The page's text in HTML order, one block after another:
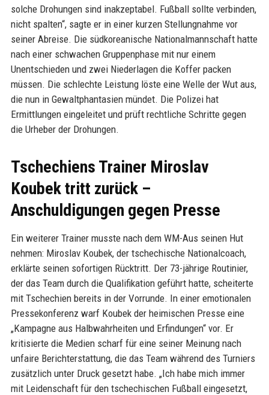
solche Drohungen sind inakzeptabel. Fußball sollte verbinden,
nicht spalten“, sagte er in einer kurzen Stellungnahme vor
seiner Abreise. Die südkoreanische Nationalmannschaft hatte
nach einer schwachen Gruppenphase mit nur einem
Unentschieden und zwei Niederlagen die Koffer packen
müssen. Die schlechte Leistung löste eine Welle der Wut aus,
die nun in Gewaltphantasien mündet. Die Polizei hat
Ermittlungen eingeleitet und prüft rechtliche Schritte gegen
die Urheber der Drohungen.
Tschechiens Trainer Miroslav
Koubek tritt zurück –
Anschuldigungen gegen Presse
Ein weiterer Trainer musste nach dem WM-Aus seinen Hut
nehmen: Miroslav Koubek, der tschechische Nationalcoach,
erklärte seinen sofortigen Rücktritt. Der 73-jährige Routinier,
der das Team durch die Qualifikation geführt hatte, scheiterte
mit Tschechien bereits in der Vorrunde. In einer emotionalen
Pressekonferenz warf Koubek der heimischen Presse eine
„Kampagne aus Halbwahrheiten und Erfindungen“ vor. Er
kritisierte die Medien scharf für eine seiner Meinung nach
unfaire Berichterstattung, die das Team während des Turniers
zusätzlich unter Druck gesetzt habe. „Ich habe mich immer
mit Leidenschaft für den tschechischen Fußball eingesetzt,